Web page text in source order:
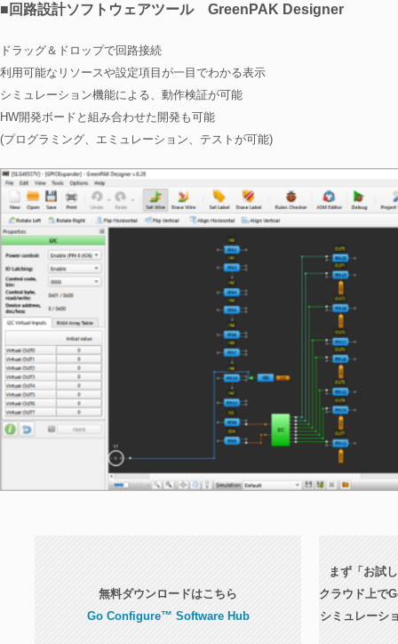
■回路設計ソフトウェアツール GreenPAK Designer
ドラッグ＆ドロップで回路接続
利用可能なリソースや設定項目が一目でわかる表示
シミュレーション機能による、動作検証が可能
HW開発ボードと組み合わせた開発も可能
(プログラミング、エミュレーション、テストが可能)
無料ダウンロードはこちら
Go Configure™ Software Hub
まず「お試
クラウド上で
シミュレーシ